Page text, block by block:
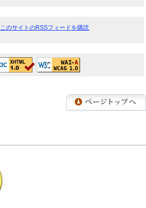
このサイトのRSSフィードを購読